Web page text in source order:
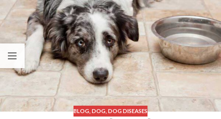
BLOG DOG DOG DISEASES